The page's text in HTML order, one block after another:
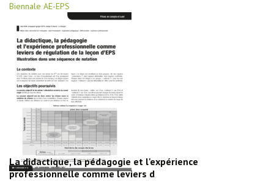
Biennale AE-EPS
La didactique, la pédagogie et l'expérience
professionnelle comme leviers d